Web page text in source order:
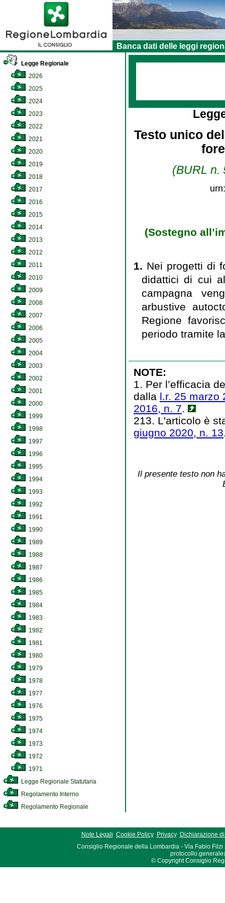
Banca dati delle leggi
Legge Regionale
2026
2025
2024
2023
2022
2021
2020
2019
2018
2017
2016
2015
2014
2013
2012
2011
2010
2009
2008
2007
2006
2005
2004
2003
2002
2001
2000
1999
1998
1997
1996
1995
1994
1993
1992
1991
1990
1989
1988
1987
1986
1985
1984
1983
1982
1981
1980
1979
1978
1977
1976
1975
1974
1973
1972
1971
Legge Regionale Statutaria
Regolamento Interno
Regolamento Regionale
Testo unico
(BURL n.
(Sostegno
1. Nei progetti di
didattici di cui
campagna
arbustive
Regione
periodo tramite
NOTE:
1. Per l’efficacia
dalla l.r. 25 marzo
2016, n. 7.
213. L'articolo è
giugno 2020, n. 13
Il presente testo non
Note Legali Cookie Policy Privacy
Dichiarazione
Consiglio Regionale della Lombardia - Via Fabio Filzi
© Copyright Consiglio